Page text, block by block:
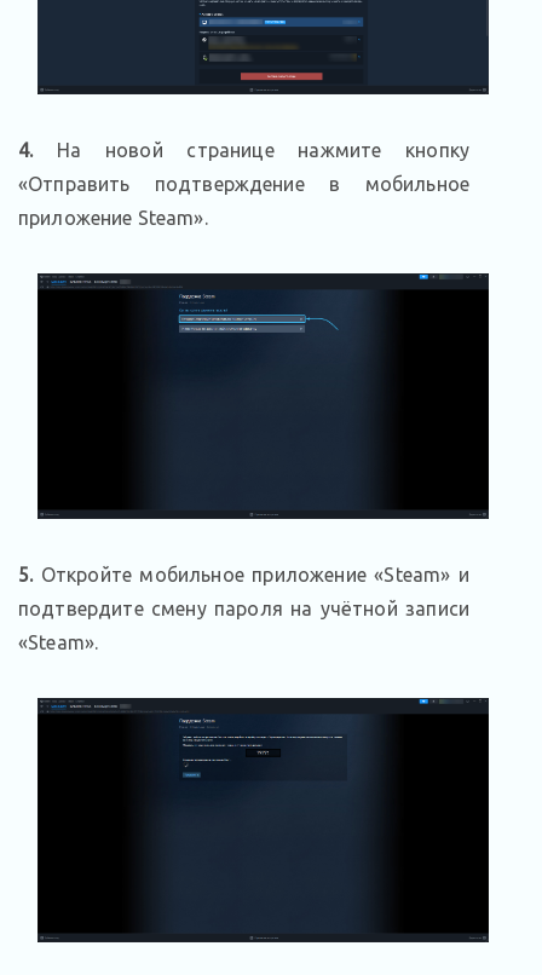
4.На новой странице нажмите кнопку
«Отправить подтверждение в мобильное
приложение Steam».
5.Откройте мобильное приложение «Steam» и
подтвердите смену пароля на учётной записи
«Steam».